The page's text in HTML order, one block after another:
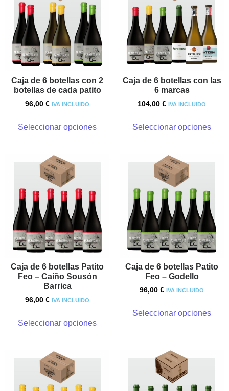
Caja de 6 botellas con 2
botellas de cada patito
96,00 € IVA INCLUIDO
Seleccionar opciones
Caja de 6 botellas con las
6 marcas
104,00 € IVA INCLUIDO
Seleccionar opciones
Caja de 6 botellas Patito
Feo – Caíño Sousón
Barrica
96,00 € IVA INCLUIDO
Seleccionar opciones
Caja de 6 botellas Patito
Feo – Godello
96,00 € IVA INCLUIDO
Seleccionar opciones